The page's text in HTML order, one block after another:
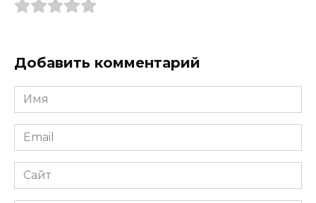
Добавить комментарий
Имя
*
Email
*
Сайт